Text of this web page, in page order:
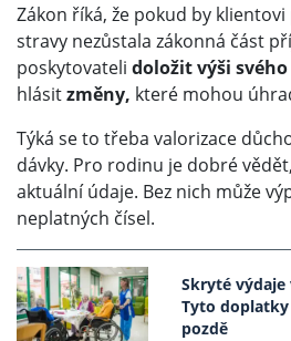
Zákon říká, že pokud by
stravy nezůstala zákonná část
poskytovateli doložit výši
hlásitzměny, které mohou
Týká se to třeba valorizace
dávky. Pro rodinu je dobré
aktuální údaje. Bez nich může
neplatných čísel.
Skryté
Tyto
pozdě